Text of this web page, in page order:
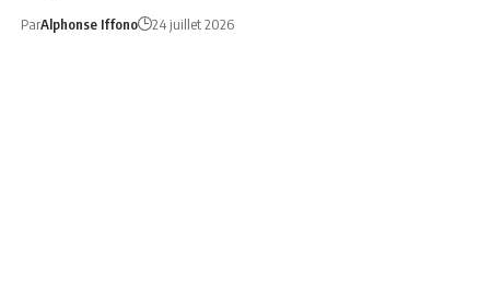
ParAlphonse Iffono 24 juillet 2026